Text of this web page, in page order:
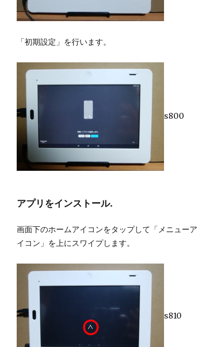
「初期設定」を行います。
s800
アプリをインストール.
画面下のホームアイコンをタップして「メニューア
イコン」を上にスワイプします。
s810